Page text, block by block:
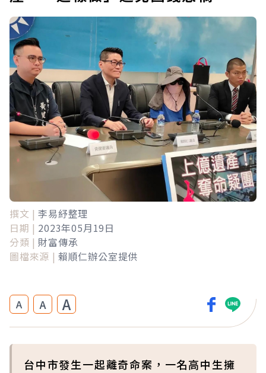
撰文 | 李易紓整理
日期 | 2023年05月19日
分類 | 財富傳承
圖檔來源 | 賴順仁辦公室提供
A A A
台中市發生一起離奇命案，一名高中生擁